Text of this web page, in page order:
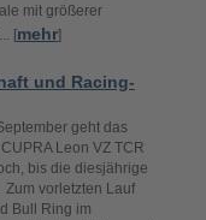
mit größerer
[mehr]
und Racing-
geht das
Leon VZ TCR
bis die diesjährige
vorletzten Lauf
Bull Ring im